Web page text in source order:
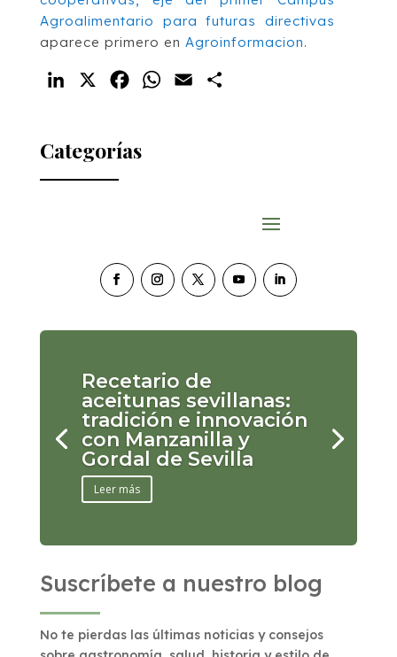
Agroalimentario para futuras directivas
aparece primero en Agroinformacion.
LinkedIn FacebookWhatsApp
Email
Categorías
Recetario de
aceitunas sevillanas:
tradición e innovación
con Manzanilla y
Gordal de Sevilla
Leer más
Suscríbete a nuestro blog
No te pierdas las últimas noticias y consejos